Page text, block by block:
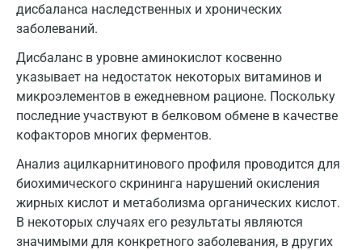
дисбаланса наследственных и хронических
заболеваний.
Дисбаланс в уровне аминокислот косвенно
указывает на недостаток некоторых витаминов и
микроэлементов в ежедневном рационе. Поскольку
последние участвуют в белковом обмене в качестве
кофакторов многих ферментов.
Анализ ацилкарнитинового профиля проводится для
биохимического скрининга нарушений окисления
жирных кислот и метаболизма органических кислот.
В некоторых случаях его результаты являются
значимыми для конкретного заболевания, в других
Калуга
Ковров
Коломна
Королев
Кострома
Котельники
Красногорск